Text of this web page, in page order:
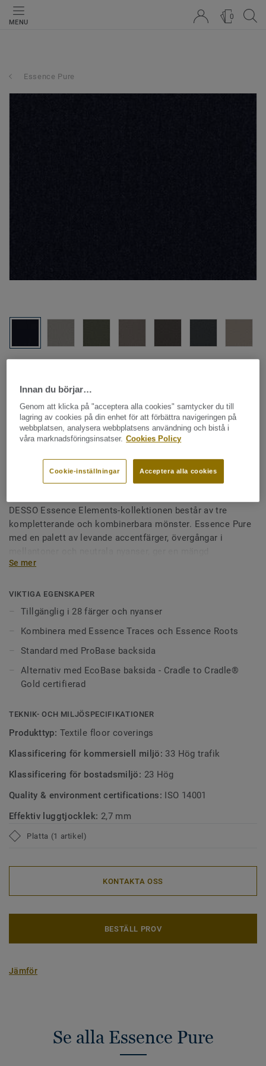
MENU
0
Essence Pure
SE PRODUKTEN I OLIKA RUM
Essence Pure - Essence Pure
AD07 9022
DESSO Essence Elements-kollektionen består av tre
kompletterande och kombinerbara mönster. Essence Pure
med en palett av levande accentfärger, övergångar i
möjligheter för alla interiörer. Välj mellan 28 nyanser - alla
Essence Traces mönstrade textilplattor - för att skapa
genomtänkta, visuellt stimulerande arbetsplatser.
Att uppgradera Essence Pure till vår EcoBase-baksida
säkerställer att kollektionen blir helt återvinningsbar och
koldioxidavtryck.
Se mer
VIKTIGA EGENSKAPER
Tillgänglig i 28 färger och nyanser
Kombinera med Essence Traces och Essence Roots
Standard med ProBase backsida
Alternativ med EcoBase baksida - Cradle to Cradle®
Gold certifierad
TEKNIK- OCH MILJÖSPECIFIKATIONER
Produkttyp: Textile floor coverings
Klassificering för kommersiell miljö: 33 Hög trafik
Klassificering för bostadsmiljö: 23 Hög
Quality & environment certifications: ISO 14001
Effektiv luggtjocklek: 2,7 mm
Platta (1 artikel)
KONTAKTA OSS
BESTÄLL PROV
Jämför
Se alla Essence Pure
Innan du börjar…
Genom att klicka på "acceptera alla cookies" samtycker du till
lagring av cookies på din enhet för att förbättra navigeringen på
webbplatsen, analysera webbplatsens användning och bistå i
våra marknadsföringsinsatser. Cookies Policy
Acceptera alla cookies
Cookie-inställningar